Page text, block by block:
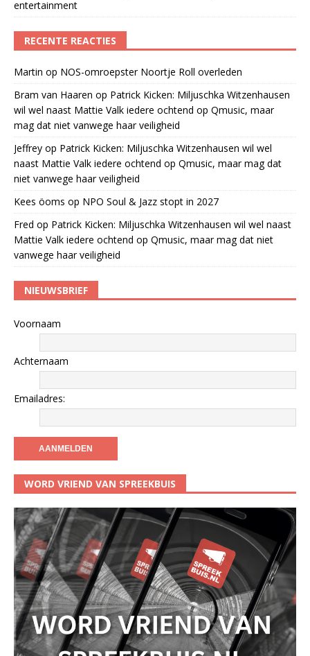
entertainment
RECENTE REACTIES
Martin op NOS-omroepster Noortje Roll overleden
Bram van Haaren op Patrick Kicken: Miljuschka Witzenhausen
wil wel naast Mattie Valk iedere ochtend op Qmusic, maar
mag dat niet vanwege haar veiligheid
Jeffrey op Patrick Kicken: Miljuschka Witzenhausen wil wel
naast Mattie Valk iedere ochtend op Qmusic, maar mag dat
niet vanwege haar veiligheid
Kees öoms op NPO Soul & Jazz stopt in 2027
Fred op Patrick Kicken: Miljuschka Witzenhausen wil wel naast
Mattie Valk iedere ochtend op Qmusic, maar mag dat niet
vanwege haar veiligheid
NIEUWSBRIEF
Voornaam
Achternaam
Emailadres:
WORD VRIEND VAN SPREEKBUIS